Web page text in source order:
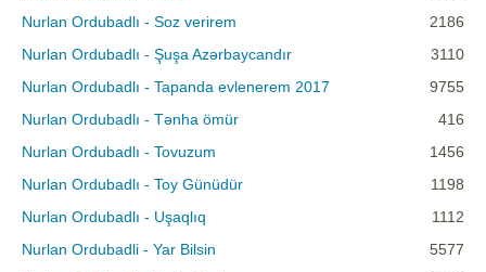
Nurlan Ordubadlı - Soz verirem
2186
Nurlan Ordubadlı - Şuşa Azərbaycandır
3110
Nurlan Ordubadlı - Tapanda evlenerem 2017
9755
Nurlan Ordubadlı - Tənha ömür
416
Nurlan Ordubadlı - Tovuzum
1456
Nurlan Ordubadlı - Toy Günüdür
1198
Nurlan Ordubadlı - Uşaqlıq
1112
Nurlan Ordubadli - Yar Bilsin
5577